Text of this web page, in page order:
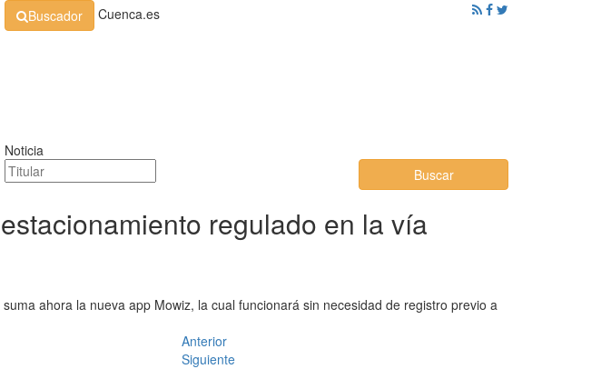
Buscador Cuenca.es
Noticia
Buscar
regulado en la vía
ahora la nueva app Mowiz, la cual funcionará sin necesidad de registro previo a
Anterior
Siguiente